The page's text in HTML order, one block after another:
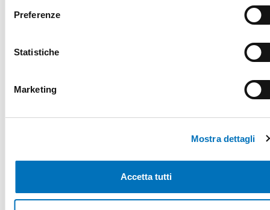
Preferenze
Statistiche
Marketing
Mostra dettagli
Accetta tutti
RICHIEDI INFORMAZIONI
form e ti ricontatteremo!
Nome